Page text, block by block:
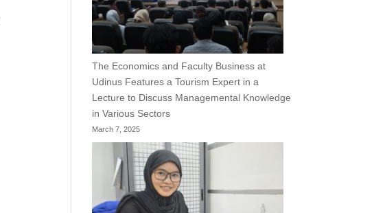
The Economics and Faculty Business at
Udinus Features a Tourism Expert in a
Lecture to Discuss Managemental Knowledge
in Various Sectors
March 7, 2025